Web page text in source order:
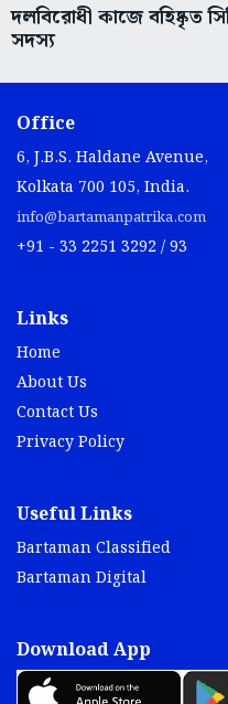
দলবিরোধী কাজে বহিষ্কৃত
সদস্য
Office
6, J.B.S. Haldane Avenue,
Kolkata 700 105, India.
info@bartamanpatrika.com
+91 - 33 2251 3292 / 93
Links
Home
About Us
Contact Us
Privacy Policy
Useful Links
Bartaman Classified
Bartaman Digital
Download App